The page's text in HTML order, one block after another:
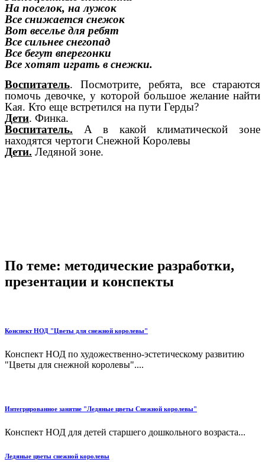
На поселок, на лужок
Все снижается снежок
Вот веселье для ребят
Все сильнее снегопад
Все бегут вперегонки
Все хотят играть в снежки.
Воспитатель. Посмотрите, ребята, все стараются
помочь девочке, у которой большое желание найти
Кая. Кто еще встретился на пути Герды?
Дети. Финка.
Воспитатель. А в какой климатической зоне
находятся чертоги Снежной Королевы
Дети. Ледяной зоне.
По теме: методические разработки,
презентации и конспекты
Конспект НОД "Цветы для снежной королевы"
Конспект НОД по художественно-эстетическому развитию
"Цветы для снежной королевы"....
Интегрированное занятие "Ледяные цветы Снежной королевы"
Конспект НОД для детей старшего дошкольного возраста...
Ледяные цветы снежной королевы